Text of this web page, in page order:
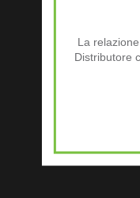
La
Distributore